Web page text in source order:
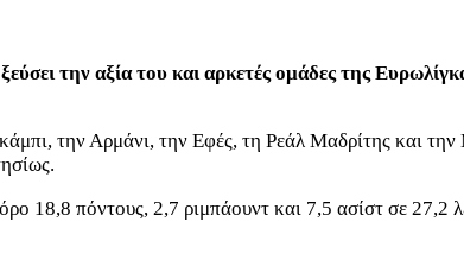
την αξία του και αρκετές ομάδες της
την Αρμάνι, την Εφές, τη Ρεάλ Μαδρίτης και
18,8 πόντους, 2,7 ριμπάουντ και 7,5 ασίστ σε 27,2